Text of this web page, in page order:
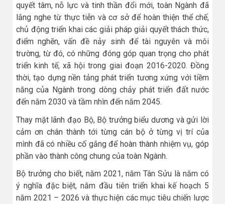
quyết tâm, nỗ lực và tinh thần đổi mới, toàn Ngành đã
lắng nghe từ thực tiễn và cơ sở để hoàn thiện thể chế,
chủ động triển khai các giải pháp giải quyết thách thức,
điểm nghẽn, vấn đề nảy sinh để tài nguyên và môi
trường, từ đó, có những đóng góp quan trọng cho phát
triển kinh tế, xã hội trong giai đoạn 2016-2020. Đồng
thời, tạo dựng nền tảng phát triển tương xứng với tiềm
năng của Ngành trong dòng chảy phát triển đất nước
đến năm 2030 và tầm nhìn đến năm 2045.
Thay mặt lãnh đạo Bộ, Bộ trưởng biểu dương và gửi lời
cảm ơn chân thành tới từng cán bộ ở từng vị trí của
mình đã có nhiều cố gắng để hoàn thành nhiệm vụ, góp
phần vào thành công chung của toàn Ngành.
Bộ trưởng cho biết, năm 2021, năm Tân Sửu là năm có
ý nghĩa đặc biệt, năm đầu tiên triển khai kế hoạch 5
năm 2021 – 2026 và thực hiện các mục tiêu chiến lược